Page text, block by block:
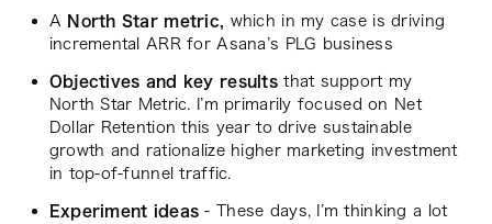
A North Star metric, which in my case is driving
incremental ARR for Asana’s PLG business
Objectives and key resultsthat support my
North Star Metric. I’m primarily focused on Net
Dollar Retention this year to drive sustainable
growth and rationalize higher marketing investment
in top-of-funnel traffic.
Experiment ideas - These days, I’m thinking a lot